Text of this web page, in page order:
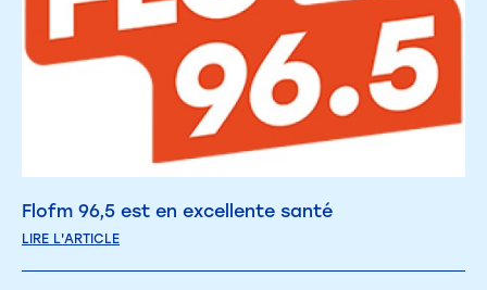
Flofm 96,5 est en excellente santé
LIRE L'ARTICLE